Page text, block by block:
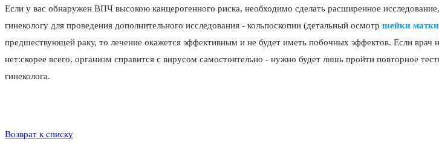
Если у вас обнаружен ВПЧ высокою кан­церогенного риска, необходимо сделать рас­ширенное
гинекологу для проведе­ния дополнительного исследования - кольпоскопии (детальный осмотр шейки матки
предше­ствующей раку, то лечение окажется эффек­тивным и не будет иметь побочных эффектов. Если врач
нет:скорее всего, организм справится с вирусом самостоятельно - нужно будет лишь пройти повторное
гинеколога.
Возврат к списку